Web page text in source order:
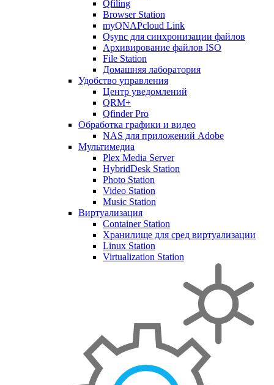
Qfiling
Browser Station
myQNAPcloud Link
Qsync для синхронизации файлов
Архивирование файлов ISO
File Station
Домашняя лаборатория
Удобство управления
Центр уведомлений
QRM+
Qfinder Pro
Обработка графики и видео
NAS для приложений Adobe
Мультимедиа
Plex Media Server
HybridDesk Station
Photo Station
Video Station
Music Station
Виртуализация
Container Station
Хранилище для сред виртуализации
Linux Station
Virtualization Station